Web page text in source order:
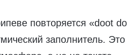
повторяется «doot
заполнитель.